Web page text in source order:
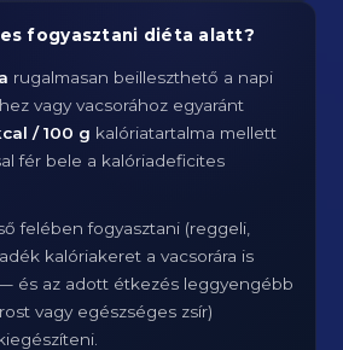
fogyasztani diéta alatt?
rugalmasan beilleszthető a napi
vagy vacsorához egyaránt
/ 100 g kalóriatartalma mellett
fér bele a kalóriadeficites
felében fogyasztani (reggeli,
kalóriakeret a vacsorára is
és az adott étkezés leggyengébb
vagy egészséges zsír)